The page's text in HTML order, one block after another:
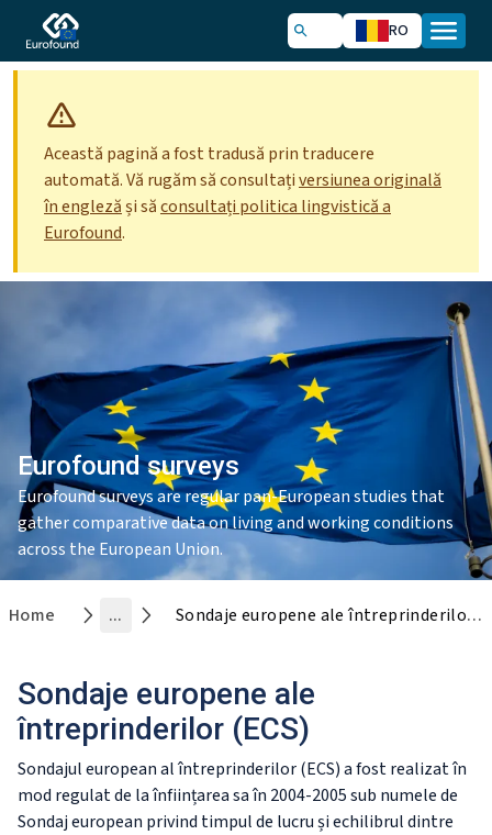
RO
Această pagină a fost tradusă prin traducere
automată. Vă rugăm să consultațiversiunea originală
în englezăși săconsultați politica lingvistică a
Eurofound.
Eurofound surveys
Eurofound surveys are regular pan-European studies that
gather comparative data on living and working conditions
across the European Union.
Home ... Sondaje europene ale întreprinderilor (ECS)
Sondaje europene ale
întreprinderilor (ECS)
Sondajul european al întreprinderilor (ECS) a fost realizat în
mod regulat de la înființarea sa în 2004-2005 sub numele de
Sondaj european privind timpul de lucru și echilibrul dintre